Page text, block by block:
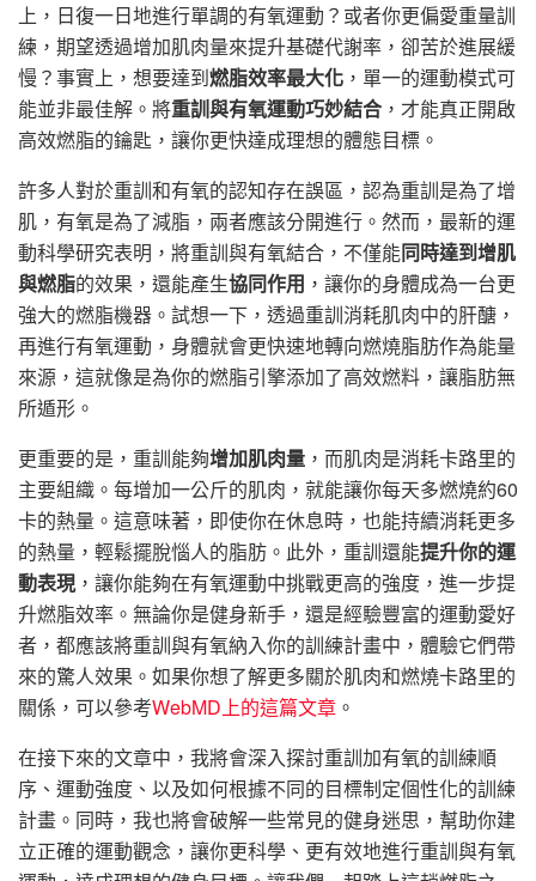
上，日復一日地進行單調的有氧運動？或者你更偏愛重量訓
練，期望透過增加肌肉量來提升基礎代謝率，卻苦於進展緩
慢？事實上，想要達到燃脂效率最大化 ，單一的運動模式可
能並非最佳解。將重訓與有氧運動巧妙結合 ，才能真正開啟
高效燃脂的鑰匙，讓你更快達成理想的體態目標。
許多人對於重訓和有氧的認知存在誤區，認為重訓是為了增
肌，有氧是為了減脂，兩者應該分開進行。然而，最新的運
動科學研究表明，將重訓與有氧結合，不僅能同時達到增肌
與燃脂的效果，還能產生協同作用 ，讓你的身體成為一台更
強大的燃脂機器。試想一下，透過重訓消耗肌肉中的肝醣，
再進行有氧運動，身體就會更快速地轉向燃燒脂肪作為能量
來源，這就像是為你的燃脂引擎添加了高效燃料，讓脂肪無
所遁形。
更重要的是，重訓能夠增加肌肉量 ，而肌肉是消耗卡路里的
主要組織。每增加一公斤的肌肉，就能讓你每天多燃燒約60
卡的熱量。這意味著，即使你在休息時，也能持續消耗更多
的熱量，輕鬆擺脫惱人的脂肪。此外，重訓還能提升你的運
動表現，讓你能夠在有氧運動中挑戰更高的強度，進一步提
升燃脂效率。無論你是健身新手，還是經驗豐富的運動愛好
者，都應該將重訓與有氧納入你的訓練計畫中，體驗它們帶
來的驚人效果。如果你想了解更多關於肌肉和燃燒卡路里的
關係，可以參考WebMD上的這篇文章 。
在接下來的文章中，我將會深入探討重訓加有氧的訓練順
序、運動強度、以及如何根據不同的目標制定個性化的訓練
計畫。同時，我也將會破解一些常見的健身迷思，幫助你建
立正確的運動觀念，讓你更科學、更有效地進行重訓與有氧